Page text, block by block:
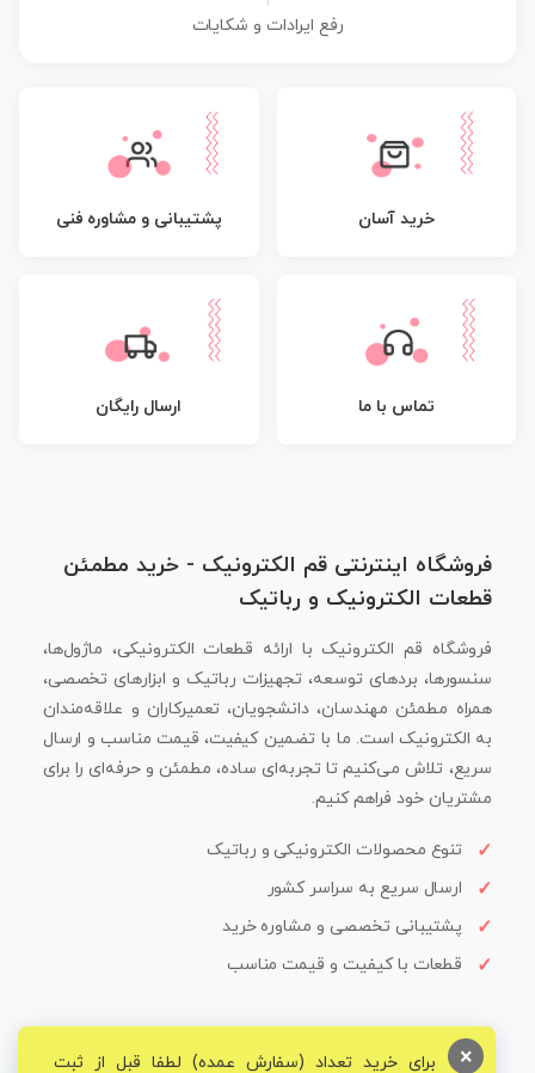
رفع ایرادات و شکایات
خرید آسان پشتیبانی و مشاوره فنی
تماس با ما ارسال رایگان
فروشگاه اینترنتی قم الکترونیک - خرید مطمئن
قطعات الکترونیک و رباتیک
فروشگاه قم الکترونیک با ارائه قطعات الکترونیکی، ماژول‌ها،
سنسورها، بردهای توسعه، تجهیزات رباتیک و ابزارهای تخصصی،
همراه مطمئن مهندسان، دانشجویان، تعمیرکاران و علاقه‌مندان
به الکترونیک است. ما با تضمین کیفیت، قیمت مناسب و ارسال
سریع، تلاش می‌کنیم تا تجربه‌ای ساده، مطمئن و حرفه‌ای را برای
مشتریان خود فراهم کنیم.
تنوع محصولات الکترونیکی و رباتیک
ارسال سریع به سراسر کشور
پشتیبانی تخصصی و مشاوره خرید
قطعات با کیفیت و قیمت مناسب
برای خرید تعداد (سفارش عمده) لطفا قبل از ثبت ×